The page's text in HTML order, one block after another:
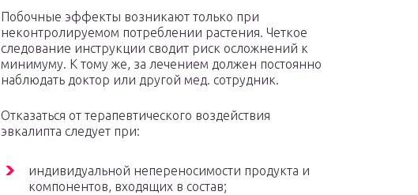
Побочные эффекты возникают только при
неконтролируемом потреблении растения. Четкое
следование инструкции сводит риск осложнений к
минимуму. К тому же, за лечением должен постоянно
наблюдать доктор или другой мед. сотрудник.
Отказаться от терапевтического воздействия
эвкалипта следует при:
индивидуальной непереносимости продукта и
компонентов, входящих в состав;